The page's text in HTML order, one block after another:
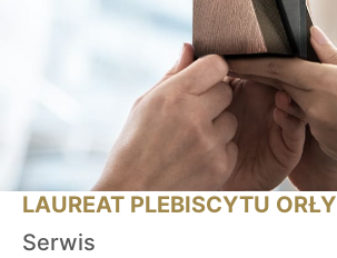
LAUREAT PLEBISCYTU ORŁY
Serwis